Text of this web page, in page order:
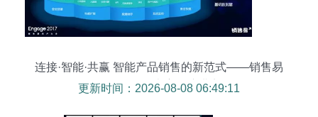
连接·智能·共赢 智能产品销售的新范式——销售易
创始人&CEO史彦泽演讲实录
更新时间：2026-08-08 06:49:11